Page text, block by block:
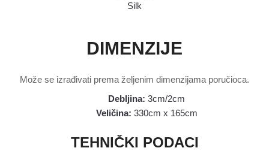
Silk
DIMENZIJE
Može se izrađivati prema željenim dimenzijama poručioca.
Debljina: 3cm/2cm
Veličina: 330cm x 165cm
TEHNIČKI PODACI